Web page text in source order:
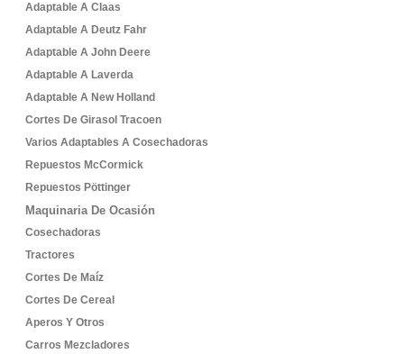
Adaptable A Claas
Adaptable A Deutz Fahr
Adaptable A John Deere
Adaptable A Laverda
Adaptable A New Holland
Cortes De Girasol Tracoen
Varios Adaptables A Cosechadoras
Repuestos McCormick
Repuestos Pöttinger
Maquinaria De Ocasión
Cosechadoras
Tractores
Cortes De Maíz
Cortes De Cereal
Aperos Y Otros
Carros Mezcladores